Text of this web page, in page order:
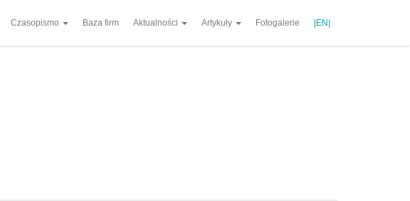
Czasopismo Baza firm Aktualności Artykuły Fotogalerie |EN|